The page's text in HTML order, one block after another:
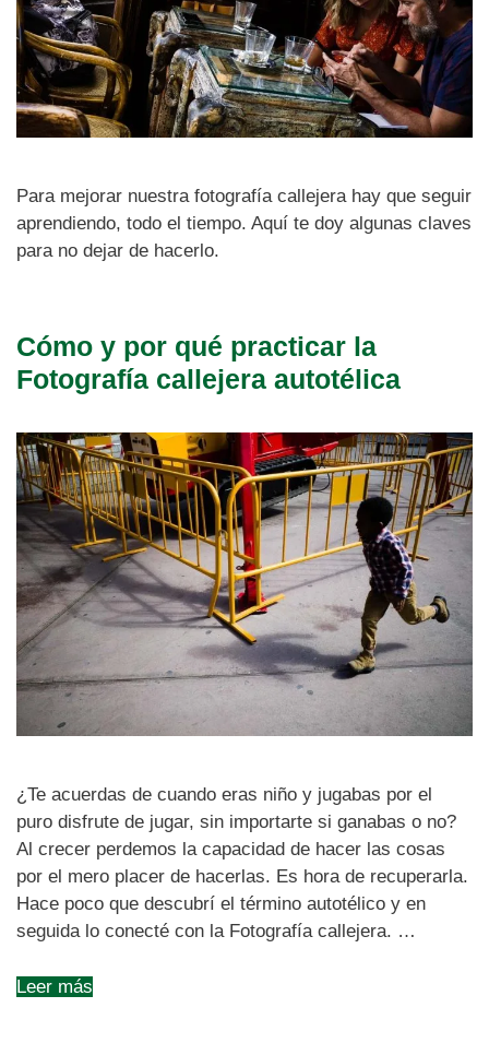
Para mejorar nuestra fotografía callejera hay que seguir
aprendiendo, todo el tiempo. Aquí te doy algunas claves
para no dejar de hacerlo.
Cómo y por qué practicar la
Fotografía callejera autotélica
¿Te acuerdas de cuando eras niño y jugabas por el
puro disfrute de jugar, sin importarte si ganabas o no?
Al crecer perdemos la capacidad de hacer las cosas
por el mero placer de hacerlas. Es hora de recuperarla.
Hace poco que descubrí el término autotélico y en
seguida lo conecté con la Fotografía callejera. …
Leer más